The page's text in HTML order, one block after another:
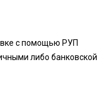
с помощью РУП
либо банковской